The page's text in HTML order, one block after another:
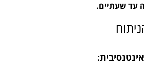
עד שעתיים.